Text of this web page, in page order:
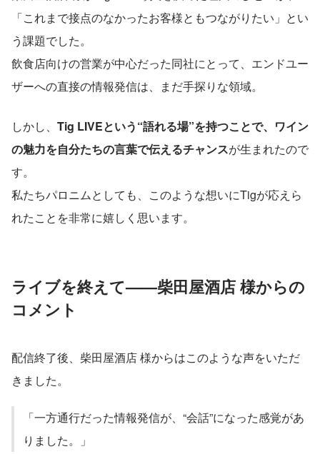
「これまで接点のなかったお客様ともつながりたい」とい
う課題でした。
飲食店向けの営業が中心だった同社にとって、エンドユー
ザーへの直接の情報発信は、まだ手探りな領域。
しかし、 Tig LIVEという“語れる場”を持つことで、ワイン
の魅力を自分たちの言葉で伝えるチャンスが生まれたので
す。
私たちパロニムとしても、このような想いにTigが応えら
れたことを非常に嬉しく思います。
ライブを終えて——柴田屋酒店 様からの
コメント
配信終了後、柴田屋酒店 様からはこのような声をいただ
きました。
「一方通行だった情報発信が、“会話”になった感覚があ
りました。」